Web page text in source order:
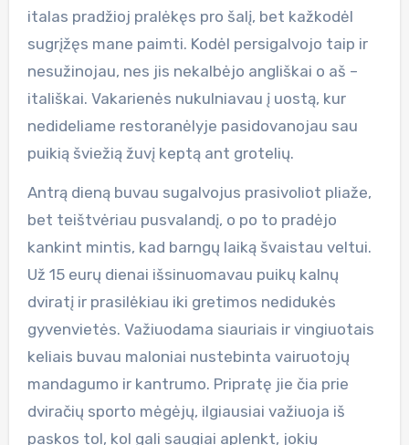
italas pradžioj pralėkęs pro šalį, bet kažkodėl
sugrįžęs mane paimti. Kodėl persigalvojo taip ir
nesužinojau, nes jis nekalbėjo angliškai o aš –
itališkai. Vakarienės nukulniavau į uostą, kur
nedideliame restoranėlyje pasidovanojau sau
puikią šviežią žuvį keptą ant grotelių.
Antrą dieną buvau sugalvojus prasivoliot pliaže,
bet teištvėriau pusvalandį, o po to pradėjo
kankint mintis, kad barngų laiką švaistau veltui.
Už 15 eurų dienai išsinuomavau puikų kalnų
dviratį ir prasilėkiau iki gretimos nedidukės
gyvenvietės. Važiuodama siauriais ir vingiuotais
keliais buvau maloniai nustebinta vairuotojų
mandagumo ir kantrumo. Pripratę jie čia prie
dviračių sporto mėgėjų, ilgiausiai važiuoja iš
paskos tol, kol gali saugiai aplenkt, jokių